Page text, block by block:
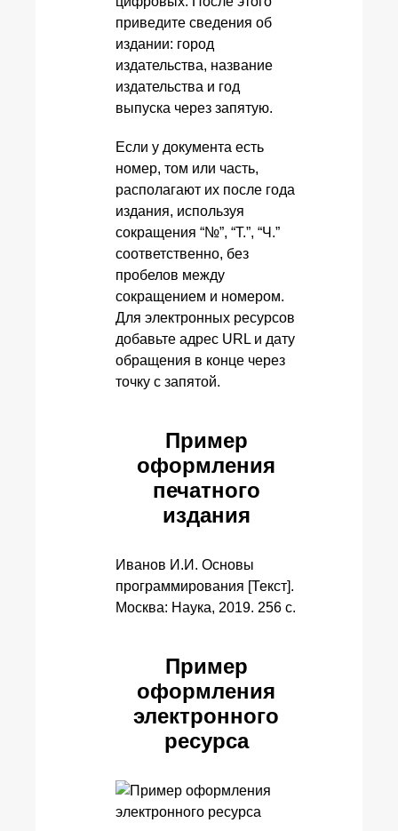
приведите сведения об
издании: город
издательства, название
издательства и год
выпуска через запятую.
Если у документа есть
номер, том или часть,
располагают их после года
издания, используя
сокращения “№”, “Т.”, “Ч.”
соответственно, без
пробелов между
сокращением и номером.
Для электронных ресурсов
добавьте адрес URL и дату
обращения в конце через
точку с запятой.
Пример
оформления
печатного
издания
Иванов И.И. Основы
программирования [Текст].
Москва: Наука, 2019. 256 с.
Пример
оформления
электронного
ресурса